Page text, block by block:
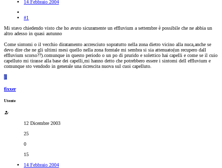
14 Febbraio 2004
#1
Mi stavo chiedendo visto che ho avuto sicuramente un effluvium a settembre è possibile che ne abbia un
altro adesso in quasi autunno
Come sintomi o il vecchio diratamento accresciuto sopratutto nella zona dietro vicino alla nuca,anche se
devo dire che ne gli ultimi mesi quello nella zona forntale mi sembra si sia attenuato(un recupero dall
effluvium scorso??).comunque in questo periodo o un po di prurido e solettico hai capelli e come se il cuio
capelluto mi tirasse alla base dei capelli,mi hanno detto che potrebbero essere i sintomi dell effluvium e
comunque sto vendodo in generale una ricrescita nuova sul cuoi capelluto.
F
fixxer
Utente
12 Dicembre 2003
25
0
15
14 Febbraio 2004